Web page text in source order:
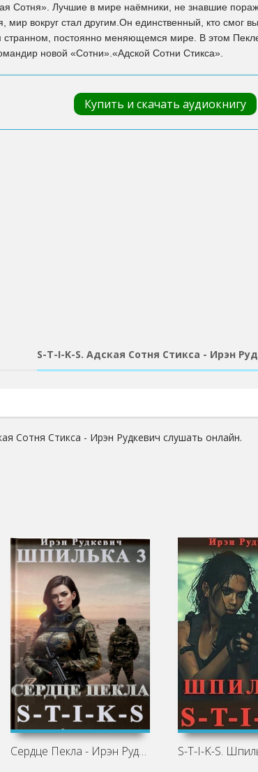
Сотня». Лучшие в мире наёмники, не знавшие
мир вокруг стал другим.Он единственный, кто смог
странном, постоянно меняющемся мире. В этом
новой «Сотни».«Адской Сотни Стикса».
Купить и скачать аудиокнигу
S-T-I-K-S. Адская Сотня Стикса - Ирэн
Сотня Стикса - Ирэн Рудкевич слушать онлайн.
Сердце Пекла - Ирэн Рудкевич